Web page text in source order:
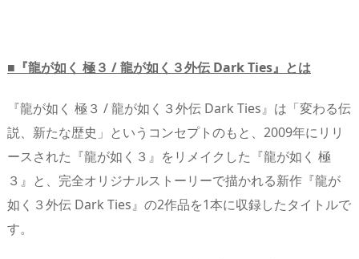
■『龍が如く 極３ / 龍が如く３外伝 Dark Ties』とは
『龍が如く 極３ / 龍が如く３外伝 Dark Ties』は「変わる伝
説、新たな歴史」というコンセプトのもと、2009年にリリ
ースされた『龍が如く３』をリメイクした『龍が如く 極
３』と、完全オリジナルストーリーで描かれる新作『龍が
如く３外伝 Dark Ties』の2作品を1本に収録したタイトルで
す。